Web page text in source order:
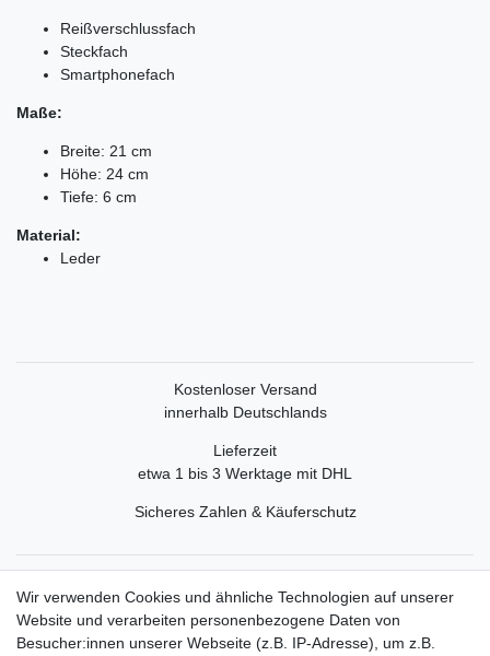
Reißverschlussfach
Steckfach
Smartphonefach
Maße:
Breite: 21 cm
Höhe: 24 cm
Tiefe: 6 cm
Material:
Leder
Kostenloser Versand
innerhalb Deutschlands
Lieferzeit
etwa 1 bis 3 Werktage mit DHL
Sicheres Zahlen & Käuferschutz
Wir verwenden Cookies und ähnliche Technologien auf unserer
Website und verarbeiten personenbezogene Daten von
Besucher:innen unserer Webseite (z.B. IP-Adresse), um z.B.